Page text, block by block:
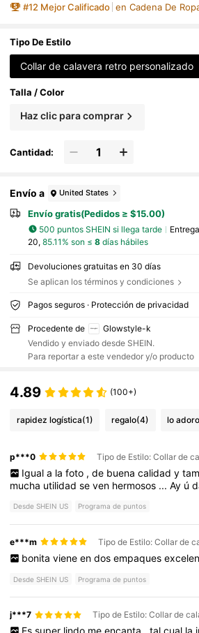
k retro para hombres, regalo del Día del
e, accesorios de jeans
#12 Mejor Calificado en Cadena De
Tipo De Estilo
Collar de calavera retro personalizado
Talla / Color
Haz clic para comprar
Cantidad:
Envío a United States
Envío gratis(Pedidos ≥ $15.00)
500 puntos SHEIN si llega tarde
20, 85.11% son ≤ 8días hábiles
Devoluciones gratuitas en 30 días
Se aplican los términos y condiciones
Pagos seguros · Protección de privacidad
Procedente de
Glowstyle-k
Vendido y enviado desde SHEIN.
Para reportar a este vendedor y/o producto
4.89 (100+)
rapidez logística(1) regalo(4) lo adoro
p***0
Igual a la foto , de buena calidad y
mucha utilidadseven hermosos ...Ay ú
Desde SHEIN US Programa de puntos
e***m
bonita viene en dos empaques
Desde SHEIN US Programa de puntos
j***7